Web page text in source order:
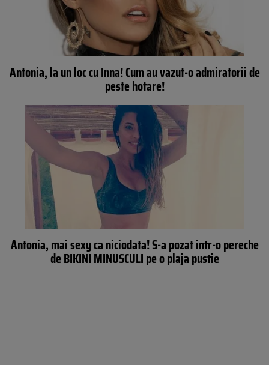
Antonia, la un loc cu Inna! Cum au vazut-o admiratorii de
peste hotare!
Antonia, mai sexy ca niciodata! S-a pozat intr-o pereche
de BIKINI MINUSCULI pe o plaja pustie